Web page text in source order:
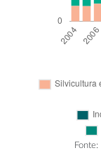
Fonte: